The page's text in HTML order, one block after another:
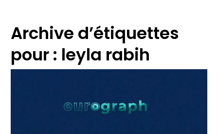
Archive d’étiquettes
pour : leyla rabih